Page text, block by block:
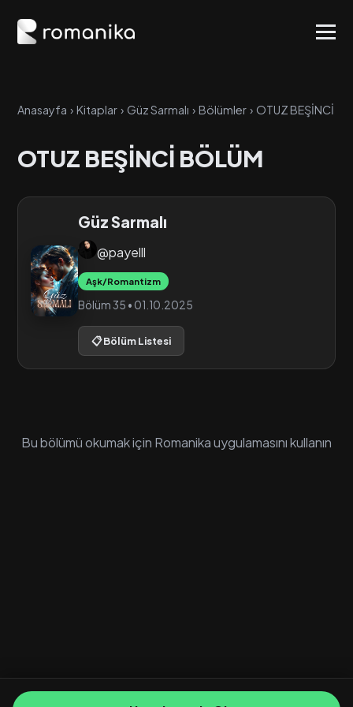
Anasayfa › Kitaplar › Güz Sarmalı › Bölümler › OTUZ BEŞİNCİ
OTUZ BEŞİNCİ BÖLÜM
Güz Sarmalı
@payelll
Aşk/Romantizm
Bölüm 35 • 01.10.2025
📋 Bölüm Listesi
Bu bölümü okumak için Romanika uygulamasını kullanın